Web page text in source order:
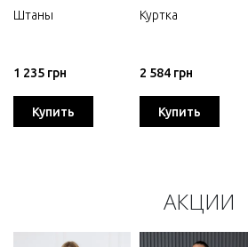
Штаны
1 235 грн
Купить
Куртка
2 584 грн
Купить
АКЦИИ